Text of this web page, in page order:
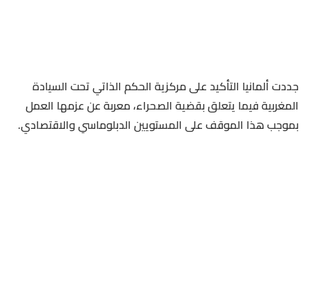
جددت ألمانيا التأكيد على مركزية الحكم الذاتي تحت السيادة
المغربية فيما يتعلق بقضية الصحراء، معربة عن عزمها العمل
بموجب هذا الموقف على المستويين الدبلوماسي والاقتصادي.